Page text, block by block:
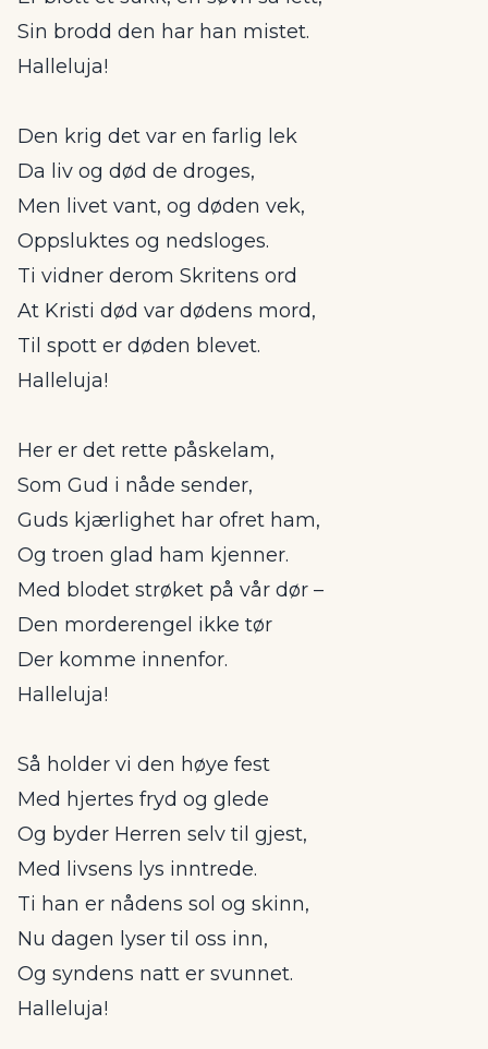
Sin brodd den har han mistet.
Halleluja!
Den krig det var en farlig lek
Da liv og død de droges,
Men livet vant, og døden vek,
Oppsluktes og nedsloges.
Ti vidner derom Skritens ord
At Kristi død var dødens mord,
Til spott er døden blevet.
Halleluja!
Her er det rette påskelam,
Som Gud i nåde sender,
Guds kjærlighet har ofret ham,
Og troen glad ham kjenner.
Med blodet strøket på vår dør –
Den morderengel ikke tør
Der komme innenfor.
Halleluja!
Så holder vi den høye fest
Med hjertes fryd og glede
Og byder Herren selv til gjest,
Med livsens lys inntrede.
Ti han er nådens sol og skinn,
Nu dagen lyser til oss inn,
Og syndens natt er svunnet.
Halleluja!